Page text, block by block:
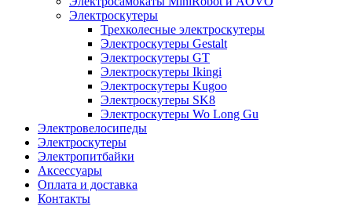
Электроскутеры
Трехколесные электроскутеры
Электроскутеры Gestalt
Электроскутеры GT
Электроскутеры Ikingi
Электроскутеры Kugoo
Электроскутеры SK8
Электроскутеры Wo Long Gu
Электровелосипеды
Электроскутеры
Электропитбайки
Аксессуары
Оплата и доставка
Контакты